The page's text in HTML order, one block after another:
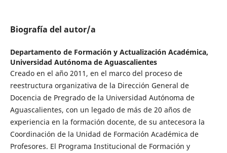
Biografía del autor/a
Departamento de Formación y Actualización Académica,
Universidad Autónoma de Aguascalientes
Creado en el año 2011, en el marco del proceso de
reestructura organizativa de la Dirección General de
Docencia de Pregrado de la Universidad Autónoma de
Aguascalientes, con un legado de más de 20 años de
experiencia en la formación docente, de su antecesora la
Coordinación de la Unidad de Formación Académica de
Profesores. El Programa Institucional de Formación y